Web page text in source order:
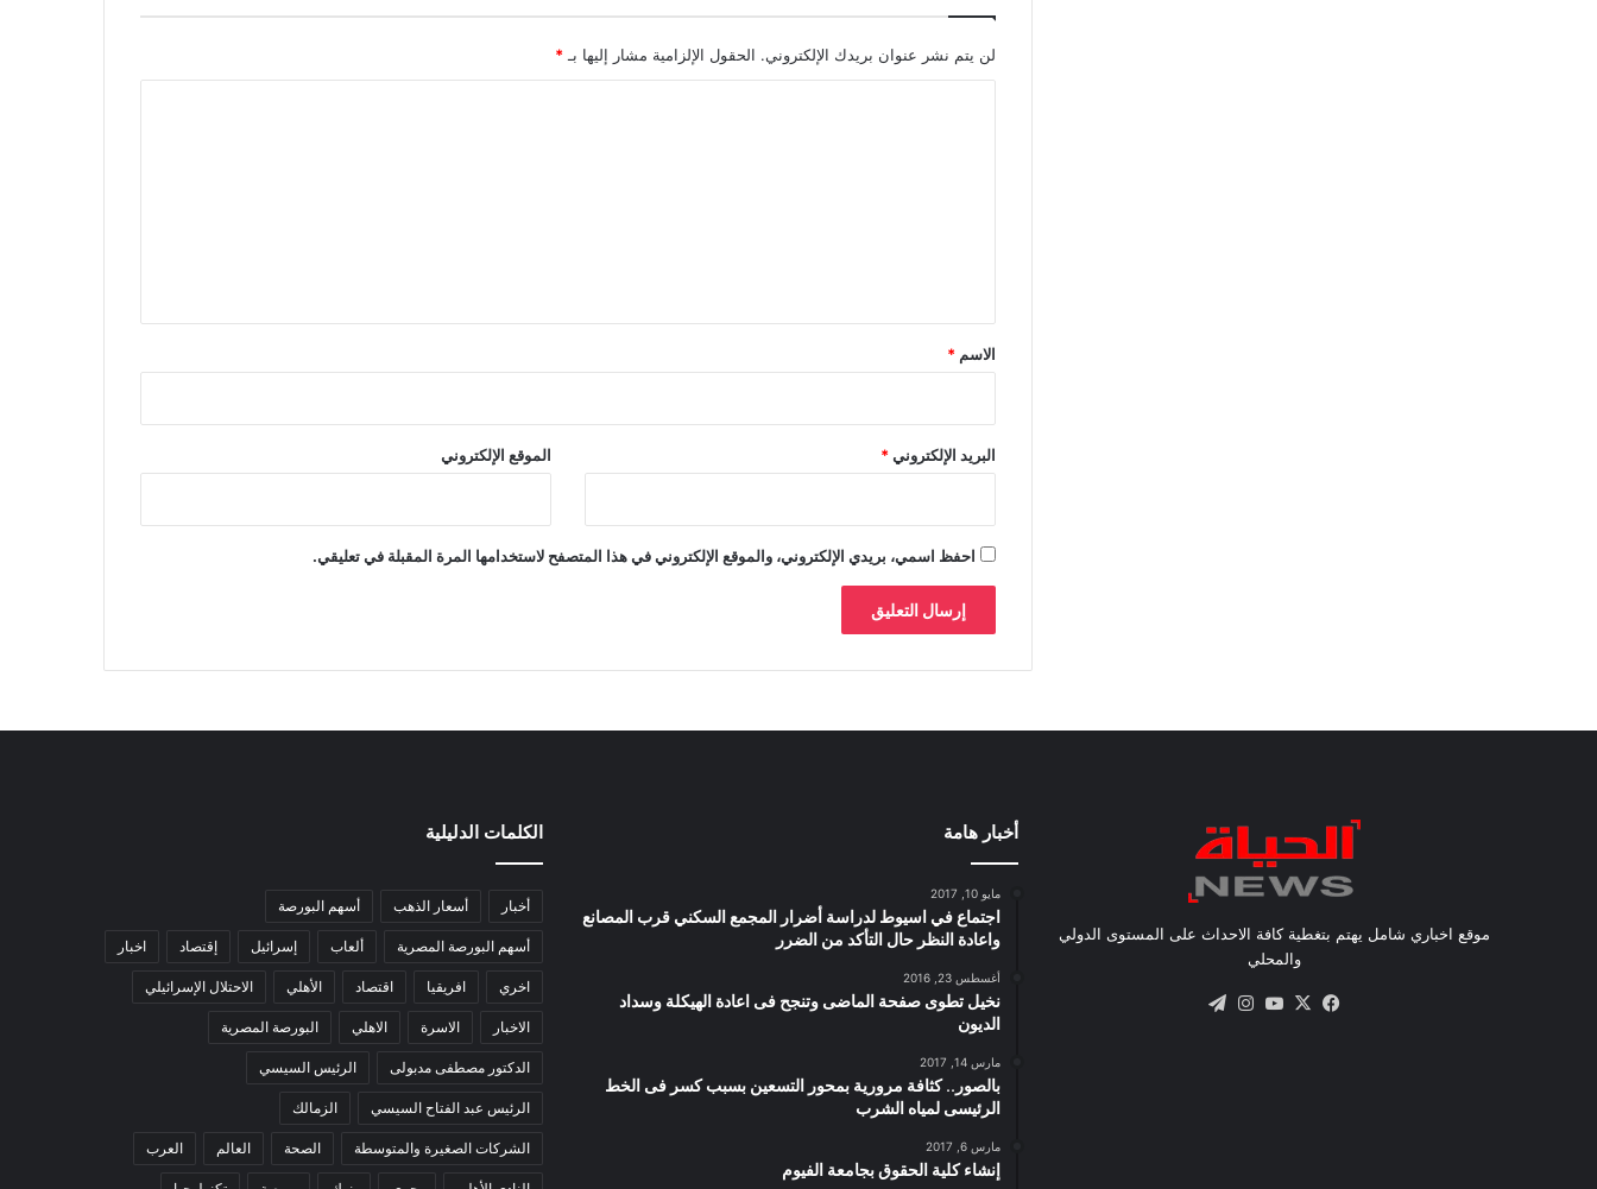
لن يتم نشر عنوان بريدك الإلكتروني. الحقول الإلزامية مشار إليها بـ *
*
الاسم *
البريد الإلكتروني* الموقع الإلكتروني
احفظ اسمي، بريدي الإلكتروني، والموقع الإلكتروني في هذا المتصفح لاستخدامها المرة المقبلة في تعليقي.
موقع اخباري شامل يهتم بتغطية كافة الاحداث على المستوى الدولي
والمحلي
فيسبوك
X يوتيوبانستقرام
أخبار هامة
مايو 10, 2017
اجتماع في اسيوط لدراسة أضرار المجمع السكني قرب المصانع
واعادة النظر حال التأكد من الضرر
أغسطس 23, 2016
نخيل تطوى صفحة الماضى وتنجح فى اعادة الهيكلة وسداد
الديون
مارس 14, 2017
بالصور.. كثافة مرورية بمحور التسعين بسبب كسر فى الخط
الرئيسى لمياه الشرب
مارس 6, 2017
إنشاء كلية الحقوق بجامعة الفيوم
الكلمات الدليلية
أخبار أسعار الذهب أسهم البورصة
أسهم البورصة المصرية ألعاب إسرائيل إقتصاد اخبار
اخري افريقيا اقتصاد الأهلي الاحتلال الإسرائيلي
الاخبار الاسرة الاهلي البورصة المصرية
الدكتور مصطفى مدبولى الرئيس السيسي
الرئيس عبد الفتاح السيسي الزمالك
الشركات الصغيرة والمتوسطة الصحة العالم العرب